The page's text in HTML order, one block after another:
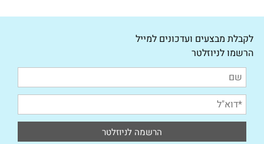
לקבלת מבצעים ועדכונים למייל
הרשמו לניוזלטר